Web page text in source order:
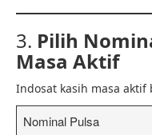
3. Pilih
Masa Aktif
Indosat kasih masa
Nominal Pulsa